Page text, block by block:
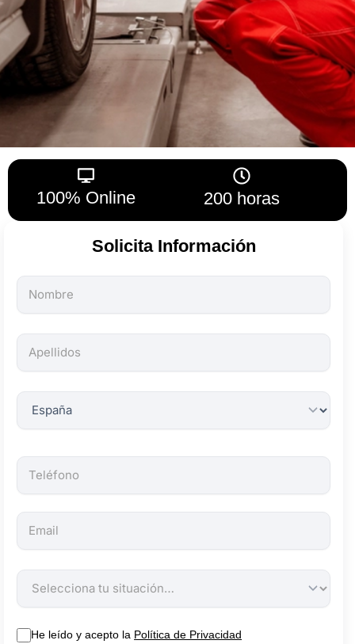
100% Online 200 horas
Solicita Información
Todos
los
son
obligatorios.
He leído y acepto la Política de Privacidad